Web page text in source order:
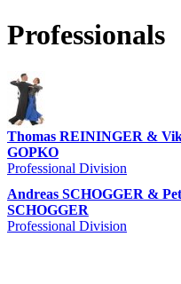
Professionals
Thomas REININGER &
GOPKO
Professional Division
Andreas SCHOGGER &
SCHOGGER
Professional Division